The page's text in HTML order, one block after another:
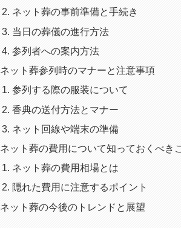
ネット葬の事前準備と手続き
当日の葬儀の進行方法
参列者への案内方法
ネット葬参列時のマナーと注意事項
参列する際の服装について
香典の送付方法とマナー
ネット回線や端末の準備
ネット葬の費用について知っておくべき
ネット葬の費用相場とは
隠れた費用に注意するポイント
ネット葬の今後のトレンドと展望